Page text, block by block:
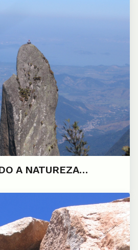
A NATUREZA…